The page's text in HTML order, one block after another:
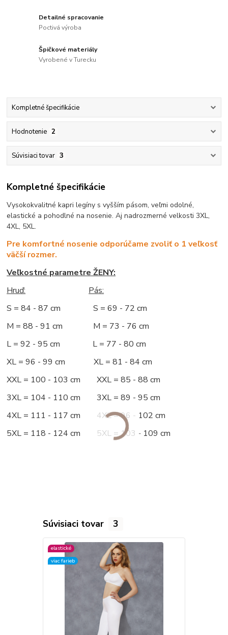
Detailné spracovanie
Poctivá výroba
Špičkové materiály
Vyrobené v Turecku
Kompletné špecifikácie
Hodnotenie 2
Súvisiaci tovar 3
Kompletné špecifikácie
Vysokokvalitné kapri legíny s vyšším pásom, veľmi odolné,
elastické a pohodlné na nosenie. Aj nadrozmerné velkosti 3XL,
4XL, 5XL.
Pre komfortné nosenie odporúčame zvoliť o 1 veľkosť
väčší rozmer.
Veľkostné parametre ŽENY:
Hruď:
Pás:
S = 84 - 87 cm S = 69 - 72 cm
M = 88 - 91 cm M = 73 - 76 cm
L = 92 - 95 cm L = 77 - 80 cm
XL = 96 - 99 cm XL = 81 - 84 cm
XXL = 100 - 103 cm XXL = 85 - 88 cm
3XL = 104 - 110 cm 3XL = 89 - 95 cm
4XL = 111 - 117 cm 4XL = 96 - 102 cm
5XL = 118 - 124 cm 5XL = 103 - 109 cm
Súvisiaci tovar 3
elastické
viac farieb